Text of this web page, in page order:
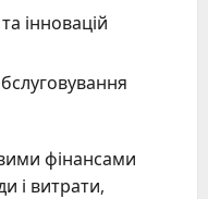
інновацій
фінансами
і витрати,